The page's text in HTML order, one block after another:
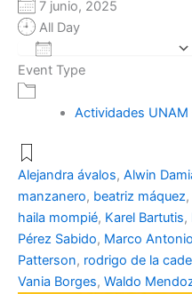
7 junio, 2025
All Day
Download ICS
Event Type
Actividades UNAM
Alejandra ávalos, Alwin
manzanero, beatriz máquez,
haila mompié, Karel Bartutis,
Pérez Sabido, Marco
Patterson, rodrigo de la
Vania Borges, Waldo